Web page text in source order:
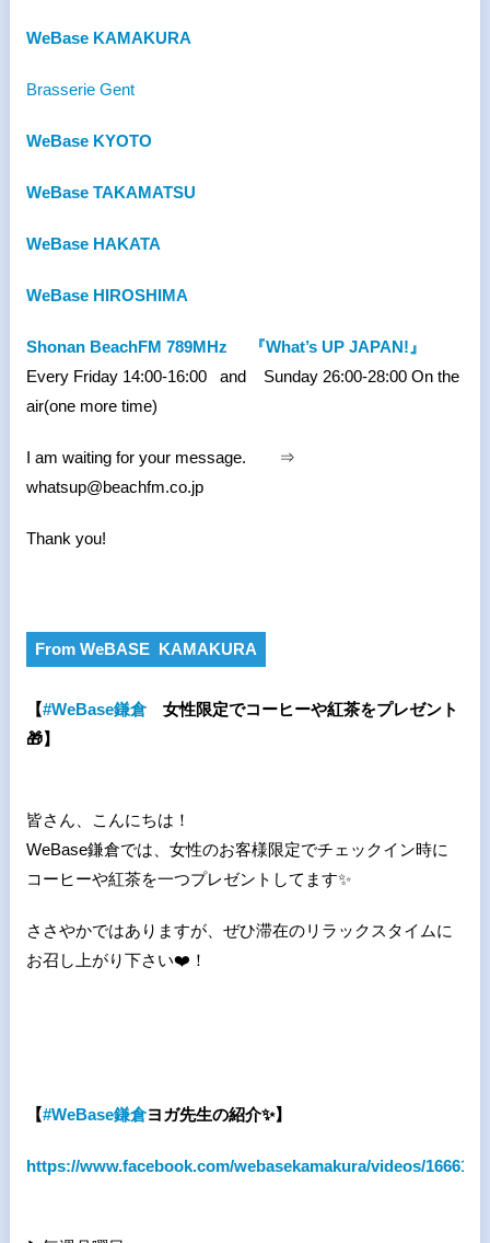
WeBase KAMAKURA
Brasserie Gent
WeBase KYOTO
WeBase TAKAMATSU
WeBase HAKATA
WeBase HIROSHIMA
Shonan BeachFM 789MHz
『What’s UP JAPAN!』
Every Friday 14:00-16:00 and Sunday 26:00-28:00 On the
air(one more time)
I am waiting for your message. ⇒
whatsup@beachfm.co.jp
Thank you!
From WeBASE KAMAKURA
【#WeBase鎌倉女性限定でコーヒーや紅茶をプレゼント
🎁】
皆さん、こんにちは！
WeBase鎌倉では、女性のお客様限定でチェックイン時に
コーヒーや紅茶を一つプレゼントしてます✨
ささやかではありますが、ぜひ滞在のリラックスタイムに
お召し上がり下さい❤ ！
【#WeBase鎌倉ヨガ先生の紹介✨】
https://www.facebook.com/webasekamakura/videos/